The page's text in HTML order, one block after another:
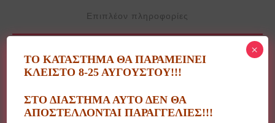
Επιπλέον πληροφορίες
Η Ελευθερία Δανιηλίδη δημιουργεί ευφάνταστα
διακοσμητικά αντικείμενα με τη δική της ιδιαίτερη
Χρησιμοποιεί το κεραμικό στοιχείο συνδυασμένο με
ΤΟ ΚΑΤΑΣΤΗΜΑ ΘΑ ΠΑΡΑΜΕΙΝΕΙ
ΚΛΕΙΣΤΟ 8-25 ΑΥΓΟΥΣΤΟΥ!!!
ΣΤΟ ΔΙΑΣΤΗΜΑ ΑΥΤΟ ΔΕΝ ΘΑ
ΑΠΟΣΤΕΛΛΟΝΤΑΙ ΠΑΡΑΓΓΕΛΙΕΣ!!!
×